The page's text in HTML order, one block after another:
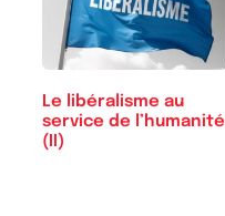
Le libéralisme au
service de l’humanité
(II)